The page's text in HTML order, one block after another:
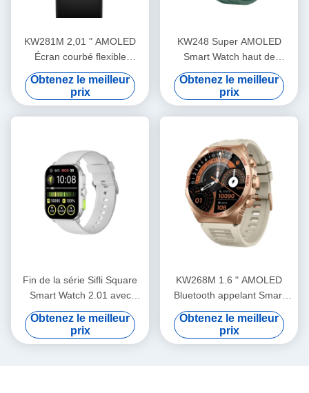
KW281M 2,01 " AMOLED
Écran courbé flexible
Montres intelligentes PVD
Cadre métallique
Obtenez le meilleur
prix
KW248 Super AMOLED
Smart Watch haut de
gamme Multifonctionnel
Modèle d'appel BT
Obtenez le meilleur
prix
Fin de la série Sifli Square
Smart Watch 2.01 avec
cadre métallique PVD et
batterie de 300 mAh
Obtenez le meilleur
prix
KW268M 1.6 " AMOLED
Bluetooth appelant Smart
Watch avec grand écran
rond
Obtenez le meilleur
prix